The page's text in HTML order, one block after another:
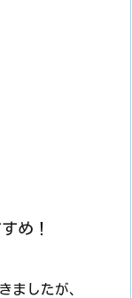
め！
ましたが、